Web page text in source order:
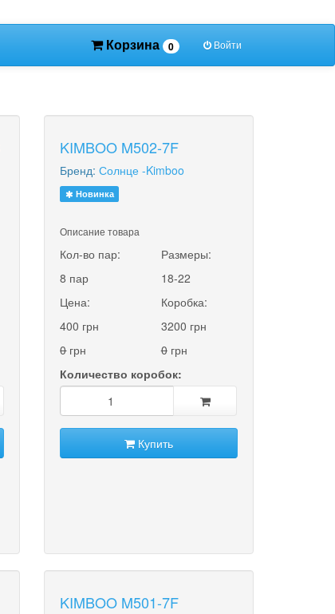
Корзина 0 Войти
KIMBOO M502-7F
Бренд:Солнце -Kimboo
Новинка
Описание товара
Кол-во пар:
8 пар
Размеры:
18-22
Цена:
400 грн
0грн
Коробка:
3200 грн
0грн
Количество коробок:
Купить
KIMBOO M501-7F